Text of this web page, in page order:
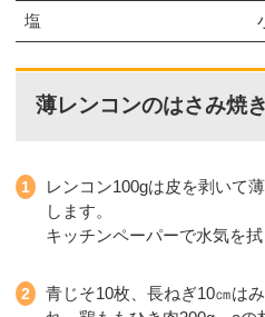
塩
薄レンコンのはさみ焼
レンコン100gは皮を剥いて
します。
キッチンペーパーで水気を拭
青じそ10枚、長ねぎ10㎝は